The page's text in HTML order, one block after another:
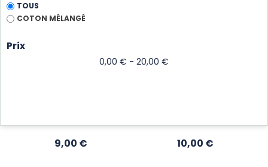
TOUS
COTON MÉLANGÉ
Prix
0,00 € - 20,00 €
Prix
9,00 €
BAMBOU SABORD
Marine
/
Prix
10,00 €